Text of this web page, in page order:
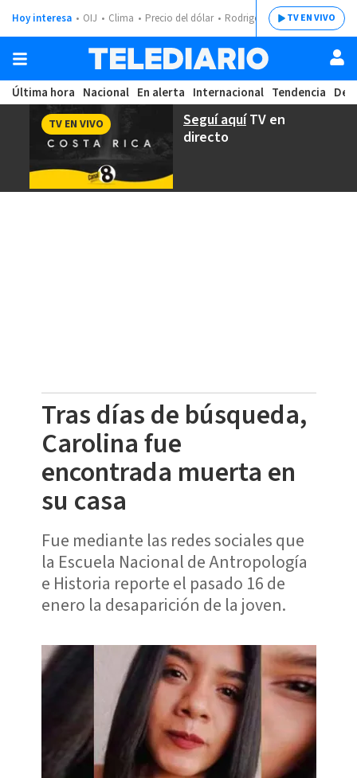
Hoy interesa OIJ Clima Precio del dólar Rodrigo ChavesTV EN VIVO
Última hora Nacional En alerta Internacional Tendencia
Seguí aquíTV en
directo
TV EN VIVO
Tras días de búsqueda,
Carolina fue
encontrada muerta en
su casa
Fue mediante las redes sociales que
la Escuela Nacional de Antropología
e Historia reporte el pasado 16 de
enero la desaparición de la joven.